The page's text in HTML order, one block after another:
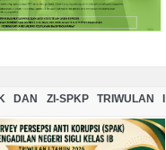
DAN ZI-SPKP TRIWULAN I